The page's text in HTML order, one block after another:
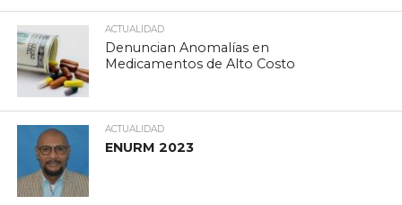
ACTUALIDAD
Denuncian Anomalías en
Medicamentos de Alto Costo
ACTUALIDAD
ENURM 2023